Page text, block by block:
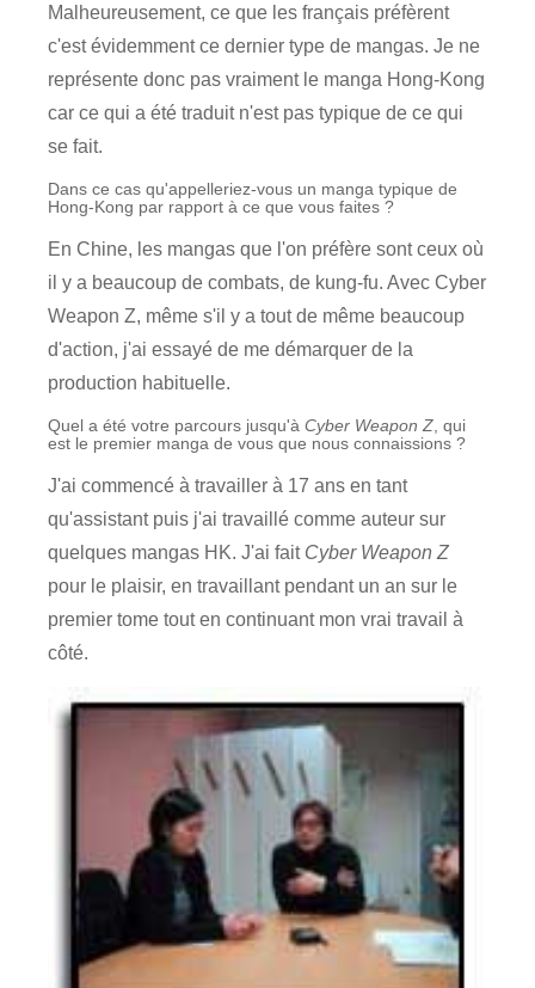
Malheureusement, ce que les français préfèrent
c'est évidemment ce dernier type de mangas. Je ne
représente donc pas vraiment le manga Hong-Kong
car ce qui a été traduit n'est pas typique de ce qui
se fait.
Dans ce cas qu'appelleriez-vous un manga typique de
Hong-Kong par rapport à ce que vous faites ?
En Chine, les mangas que l'on préfère sont ceux où
il y a beaucoup de combats, de kung-fu. Avec Cyber
Weapon Z, même s'il y a tout de même beaucoup
d'action, j'ai essayé de me démarquer de la
production habituelle.
Quel a été votre parcours jusqu'à Cyber Weapon Z , qui
est le premier manga de vous que nous connaissions ?
J'ai commencé à travailler à 17 ans en tant
qu'assistant puis j'ai travaillé comme auteur sur
quelques mangas HK. J'ai fait Cyber Weapon Z
pour le plaisir, en travaillant pendant un an sur le
premier tome tout en continuant mon vrai travail à
côté.